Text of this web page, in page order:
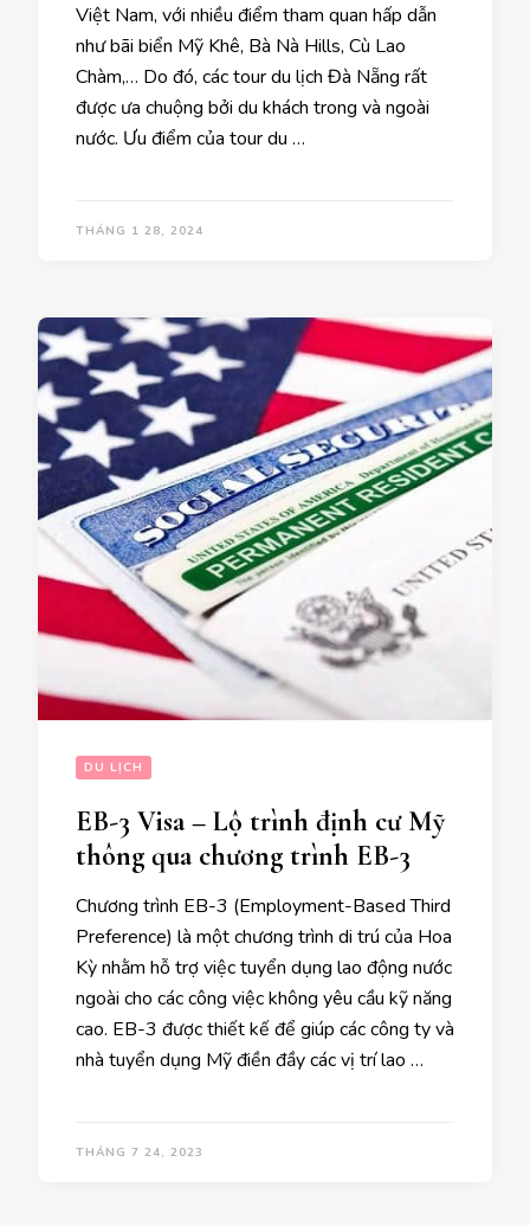
Việt Nam, với nhiều điểm tham quan hấp dẫn
như bãi biển Mỹ Khê, Bà Nà Hills, Cù Lao
Chàm,… Do đó, các tour du lịch Đà Nẵng rất
được ưa chuộng bởi du khách trong và ngoài
nước. Ưu điểm của tour du …
THÁNG 1 28, 2024
DU LỊCH
EB-3 Visa – Lộ trình định cư Mỹ
thông qua chương trình EB-3
Chương trình EB-3 (Employment-Based Third
Preference) là một chương trình di trú của Hoa
Kỳ nhằm hỗ trợ việc tuyển dụng lao động nước
ngoài cho các công việc không yêu cầu kỹ năng
cao. EB-3 được thiết kế để giúp các công ty và
nhà tuyển dụng Mỹ điền đầy các vị trí lao …
THÁNG 7 24, 2023